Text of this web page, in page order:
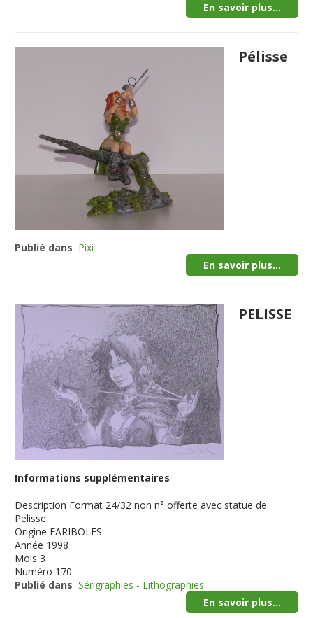
En savoir plus...
Pélisse
Publié dans Pixi
En savoir plus...
PELISSE
Informations supplémentaires
Description Format 24/32 non n° offerte avec statue de
Pelisse
Origine FARIBOLES
Année 1998
Mois 3
Numéro 170
Publié dans Sérigraphies - Lithographies
En savoir plus...